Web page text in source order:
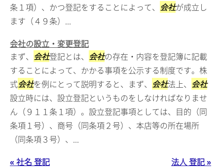
条１項）、かつ登記をすることによって、 会社が成立し
ます（４９条）...
会社の設立・変更登記
まず、 会社登記とは、 会社の存在・内容を登記簿に記載
することによって、かかる事項を公示する制度です。株
式会社を例にとって説明すると、まず、 会社法上、 会社
設立時には、設立登記というものをしなければなりませ
ん（９１１条１項）。設立登記事項としては、目的（同
条項１号）、商号（同条項２号）、本店等の所在場所
（同条項３号）、...
« 社名 登記
法人 登記 »